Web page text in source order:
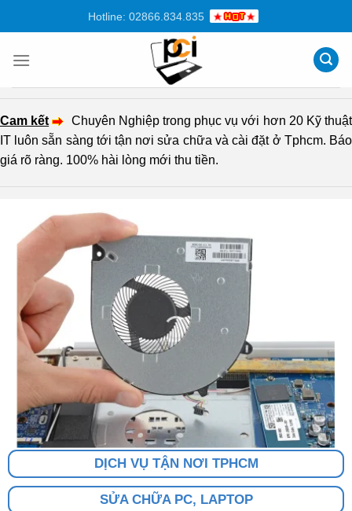
dung
Hotline: 02866.834.835
Cam kết
Chuyên Nghiệp trong phục vụ với hơn 20 Kỹ thuật
IT luôn sẵn sàng tới tận nơi sửa chữa và cài đặt ở Tphcm. Báo
giá rõ ràng. 100% hài lòng mới thu tiền.
DỊCH VỤ TẬN NƠI TPHCM
SỬA CHỮA PC, LAPTOP